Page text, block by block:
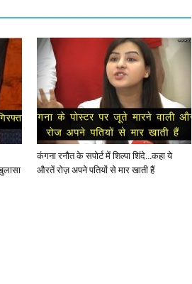
कंगना रनौत के सपोर्ट में शिल्पा शिंदे…कहा ये
औरतें रोज़ अपने पतियों से मार खाती हैं